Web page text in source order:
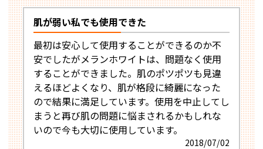
肌が弱い私でも使用できた
最初は安心して使用することができるのか不
安でしたがメランホワイトは、問題なく使用
することができました。肌のポツポツも見違
えるほどよくなり、肌が格段に綺麗になった
ので結果に満足しています。使用を中止してし
まうと再び肌の問題に悩まされるかもしれな
いので今も大切に使用しています。
2018/07/02